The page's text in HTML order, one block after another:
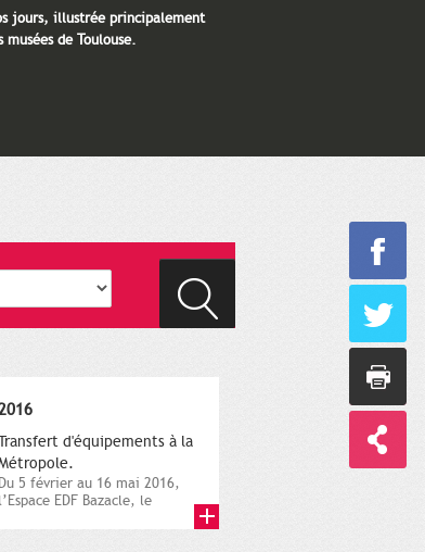
jours, illustrée principalement
musées de Toulouse.
d'équipements à la
Du 5 février au 16 mai 2016,
l’Espace EDF Bazacle, le